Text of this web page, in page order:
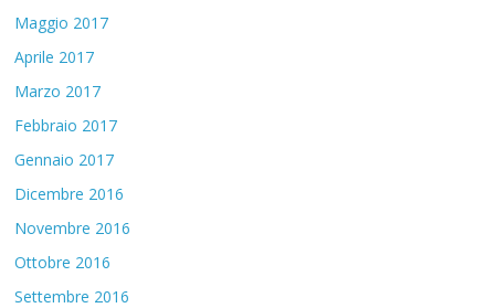
Maggio 2017
Aprile 2017
Marzo 2017
Febbraio 2017
Gennaio 2017
Dicembre 2016
Novembre 2016
Ottobre 2016
Settembre 2016